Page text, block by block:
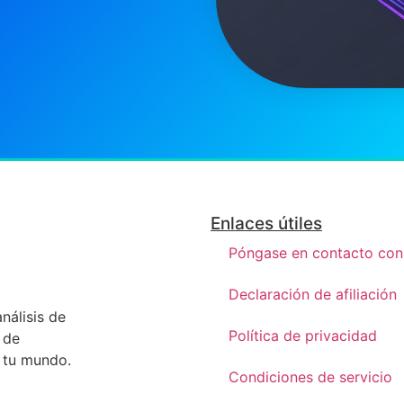
de
mundo.
Enlaces útiles
Póngase en contacto con
Declaración de afiliación
Política de privacidad
Condiciones de servicio